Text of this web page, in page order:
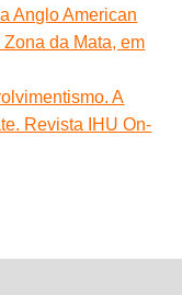
Anglo American
da Mata, em
A
Revista IHU On-